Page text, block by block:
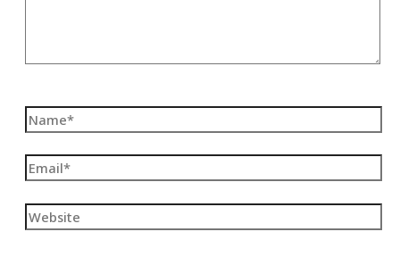
Name*
Email*
Website